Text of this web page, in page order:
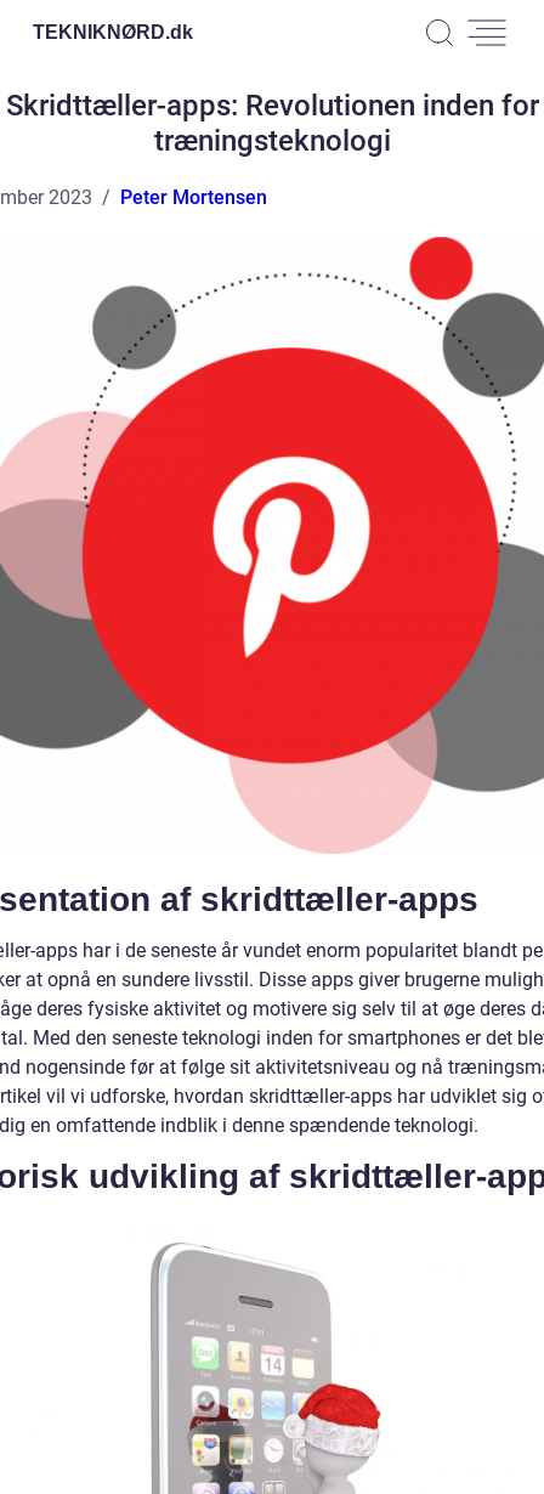
TEKNIKNØRD.dk
Skridttæller-apps: Revolutionen inden for
træningsteknologi
2023 Peter Mortensen
af skridttæller-apps
apps har i de seneste år vundet enorm popularitet blandt
at opnå en sundere livsstil. Disse apps giver brugerne
deres fysiske aktivitet og motivere sig selv til at øge deres
Med den seneste teknologi inden for smartphones er det
nogensinde før at følge sit aktivitetsniveau og nå
vil vi udforske, hvordan skridttæller-apps har udviklet sig
en omfattende indblik i denne spændende teknologi.
udvikling af skridttæller-